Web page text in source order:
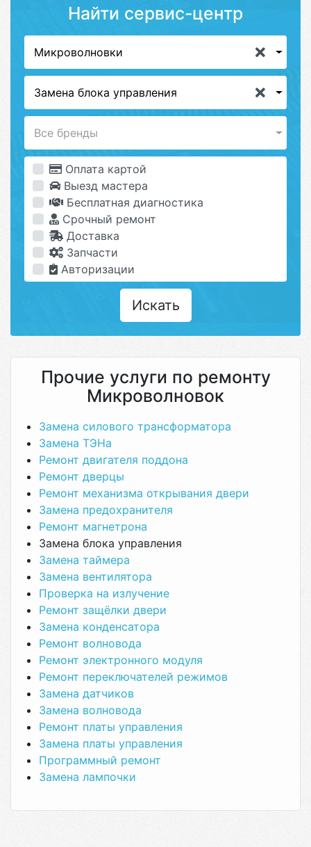
Найти сервис-центр
Микроволновки
Замена блока управления
Все бренды
Оплата картой
Выезд мастера
Бесплатная диагностика
Срочный ремонт
Доставка
Запчасти
Авторизации
Искать
Прочие услуги по ремонту
Микроволновок
Замена силового трансформатора
Замена ТЭНа
Ремонт двигателя поддона
Ремонт дверцы
Ремонт механизма открывания двери
Замена предохранителя
Ремонт магнетрона
Замена блока управления
Замена таймера
Замена вентилятора
Проверка на излучение
Ремонт защёлки двери
Замена конденсатора
Ремонт волновода
Ремонт электронного модуля
Ремонт переключателей режимов
Замена датчиков
Замена волновода
Ремонт платы управления
Замена платы управления
Программный ремонт
Замена лампочки